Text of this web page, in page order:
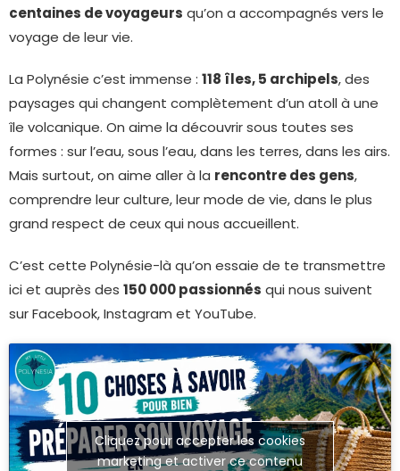
centaines de voyageurs qu’on a accompagnés vers le
voyage de leur vie.
La Polynésie c’est immense : 118 îles, 5 archipels, des
paysages qui changent complètement d’un atoll à une
île volcanique. On aime la découvrir sous toutes ses
formes : sur l’eau, sous l’eau, dans les terres, dans les airs.
Mais surtout, on aime aller à la rencontre des gens,
comprendre leur culture, leur mode de vie, dans le plus
grand respect de ceux qui nous accueillent.
C’est cette Polynésie-là qu’on essaie de te transmettre
ici et auprès des 150 000 passionnés qui nous suivent
sur Facebook, Instagram et YouTube.
Cliquez pour accepter les cookies
marketing et activer ce contenu